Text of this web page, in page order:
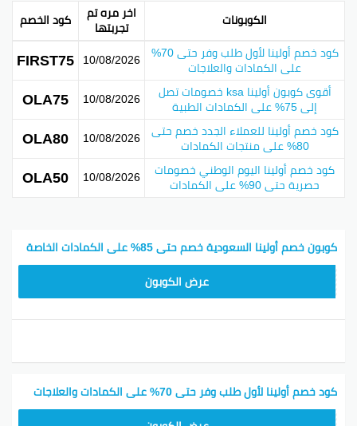
الكوبونات اخر مره تم
تجربتها
كود الخصم
كود خصم أولينا لأول طلب وفر حتى 70%
على الكمادات والعلاجات 10/08/2026
FIRST75
أقوى كوبون أولينا ksa خصومات تصل
إلى 75% على الكمادات الطبية 10/08/2026
OLA75
كود خصم أولينا للعملاء الجدد خصم حتى
80% على منتجات الكمادات 10/08/2026
OLA80
كود خصم أولينا اليوم الوطني خصومات
حصرية حتى 90% على الكمادات 10/08/2026
OLA50
كوبون خصم أولينا السعودية خصم حتى 85% على الكمادات الخاصة
عرض الكوبون
كود خصم أولينا لأول طلب وفر حتى 70% على الكمادات والعلاجات